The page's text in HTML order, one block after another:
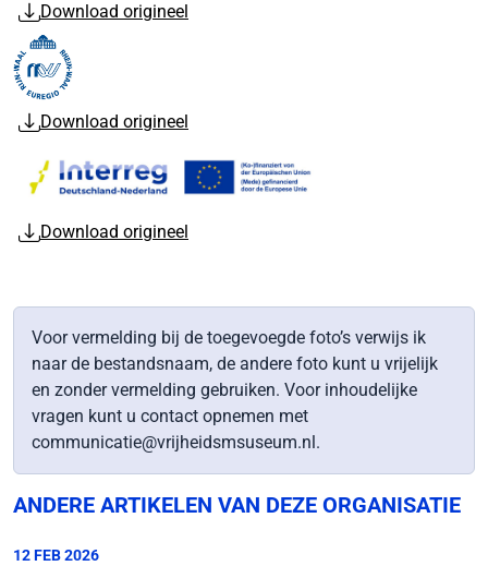
Download origineel
Download origineel
Download origineel
Voor vermelding bij de toegevoegde foto’s verwijs ik
naar de bestandsnaam, de andere foto kunt u vrijelijk
en zonder vermelding gebruiken. Voor inhoudelijke
vragen kunt u contact opnemen met
communicatie@vrijheidsmsuseum.nl.
ANDERE ARTIKELEN VAN DEZE ORGANISATIE
12 FEB 2026